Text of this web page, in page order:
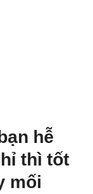
hễ
thì tốt
mối